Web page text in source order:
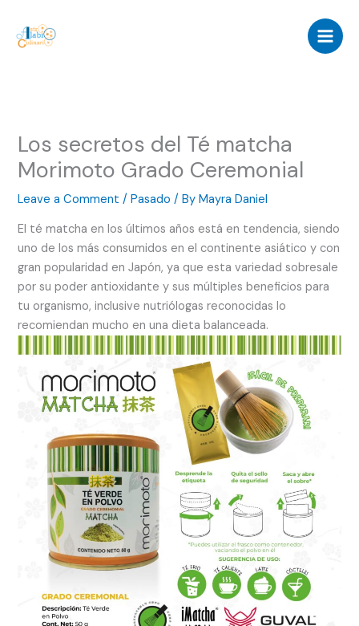
content
Los secretos del Té matcha
Morimoto Grado Ceremonial
Leave a Comment /Pasado / ByMayra Daniel
El té matcha en los últimos años está en tendencia, siendo
uno de los más consumidos en el continente asiático y con
gran popularidad en Japón, ya que esta variedad sobresale
por su poder antioxidante y sus múltiples beneficios para
tu organismo, inclusive nutriólogas reconocidas lo
recomiendan mucho en una dieta balanceada.